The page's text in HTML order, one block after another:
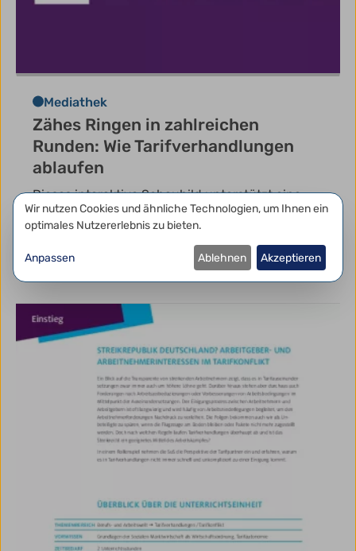
Mediathek
Zähes Ringen in zahlreichen
Runden: Wie Tarifverhandlungen
ablaufen
Dieses interaktive Schaubild unterstützt eine
Unterrichtseinheit zum Thema Tarifkonflikte.
Datenschutzeinstellungen
Wir nutzen Cookies und ähnliche Technologien, um Ihnen ein
optimales Nutzererlebnis zu bieten.
Anpassen Ablehnen Akzeptieren